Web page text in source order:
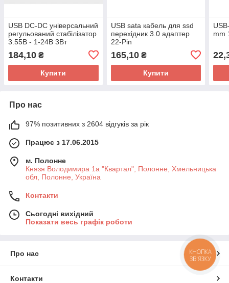
USB DC-DC універсальний
регульований стабілізатор
3.55В - 1-24В 3Вт
184,10 ₴
Купити
USB sata кабель для ssd
перехідник 3.0 адаптер
22-Pin
165,10₴
Купити
mm
Про нас
97% позитивних з 2604 відгуків за рік
Працює з 17.06.2015
м. Полонне
Князя Володимира 1а "Квартал", Полонне, Хмельницька
обл, Полонне, Україна
Контакти
Сьогодні вихідний
Показати весь графік роботи
Про нас
Контакти
КНОПКА
ЗВ'ЯЗКУ